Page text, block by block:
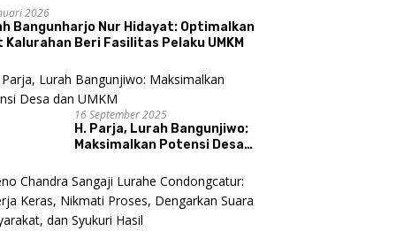
2026
Bangunharjo Nur Hidayat: Optimalkan
Kalurahan Beri Fasilitas Pelaku UMKM
16 September 2025
H. Parja, Lurah Bangunjiwo:
Maksimalkan Potensi Desa